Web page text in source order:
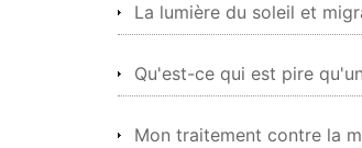
La lumière du soleil et
Qu'est-ce qui est pire
Mon traitement contre la